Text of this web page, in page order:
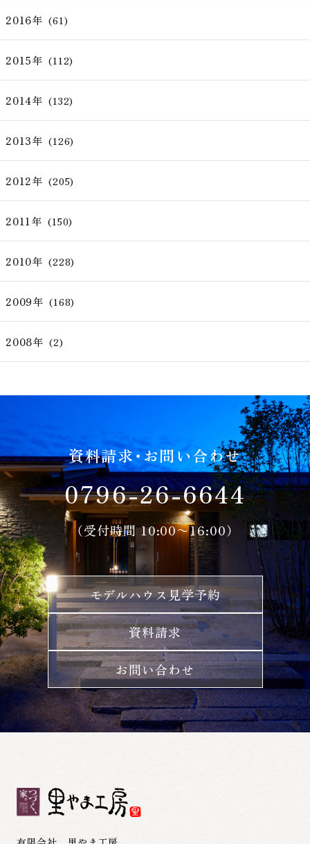
2016年 (61)
2015年 (112)
2014年 (132)
2013年 (126)
2012年 (205)
2011年 (150)
2010年 (228)
2009年 (168)
2008年 (2)
資料請求・お問い合わせ
0796-26-6644
（受付時間 10:00〜16:00）
モデルハウス見学予約
資料請求
お問い合わせ